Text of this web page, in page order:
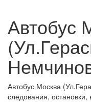
Автобус
Автобус Москва
следования, остановки,